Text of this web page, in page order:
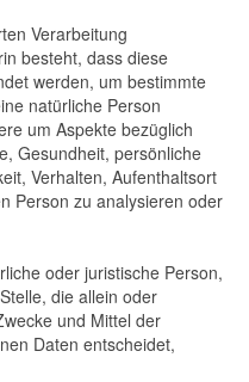
Verarbeitung
besteht, dass diese
werden, um bestimmte
natürliche Person
um Aspekte bezüglich
Gesundheit, persönliche
Verhalten, Aufenthaltsort
Person zu analysieren oder
oder juristische Person,
die allein oder
und Mittel der
Daten entscheidet,